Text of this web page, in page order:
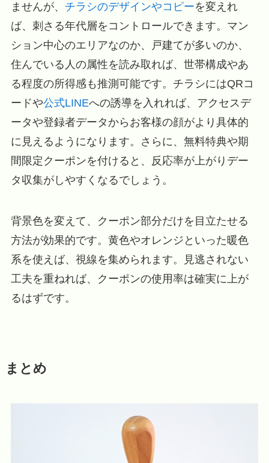
ませんが、 チラシのデザインやコピーを変えれ
ば、刺さる年代層をコントロールできます。マン
ション中心のエリアなのか、戸建てが多いのか、
住んでいる人の属性を読み取れば、世帯構成やあ
る程度の所得感も推測可能です。チラシにはQRコ
ードや公式LINEへの誘導を入れれば、アクセスデ
ータや登録者データからお客様の顔がより具体的
に見えるようになります。さらに、無料特典や期
間限定クーポンを付けると、反応率が上がりデー
タ収集がしやすくなるでしょう。
背景色を変えて、クーポン部分だけを目立たせる
方法が効果的です。黄色やオレンジといった暖色
系を使えば、視線を集められます。見逃されない
工夫を重ねれば、クーポンの使用率は確実に上が
るはずです。
まとめ